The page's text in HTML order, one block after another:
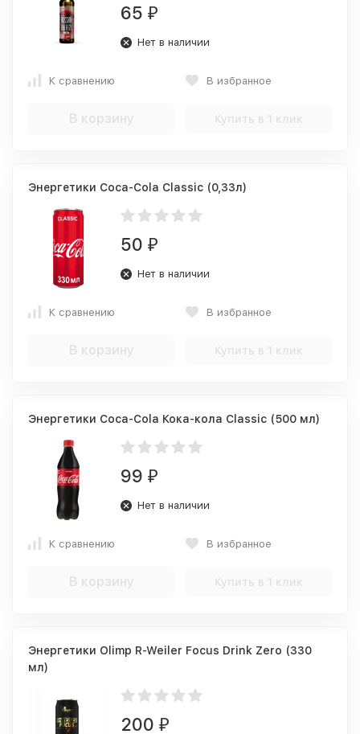
65 ₽
Нет в наличии
К сравнению В избранное
В корзину Купить в 1 клик
Энергетики Coca-Cola Classic (0,33л)
50 ₽
Нет в наличии
К сравнению В избранное
В корзину Купить в 1 клик
Энергетики Coca-Cola Кока-кола Classic (500 мл)
99 ₽
Нет в наличии
К сравнению В избранное
В корзину Купить в 1 клик
Энергетики Olimp R-Weiler Focus Drink Zero (330
мл)
200 ₽